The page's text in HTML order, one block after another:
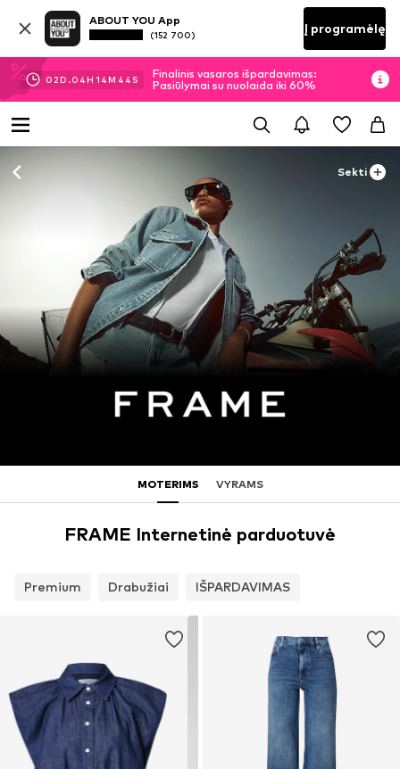
ABOUT YOU App
(152 700) Į programėlę
02D.04H 14M 43 S
Finalinis vasaros išpardavimas:
Pasiūlymai su nuolaida iki 60%
Sekti
MOTERIMS VYRAMS
FRAME Internetinė parduotuvė
Premium Drabužiai IŠPARDAVIMAS